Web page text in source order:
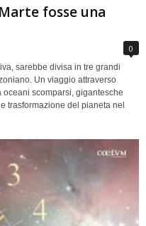
fosse una
0
sarebbe divisa in tre grandi
Un viaggio attraverso
scomparsi, gigantesche
trasformazione del pianeta nel